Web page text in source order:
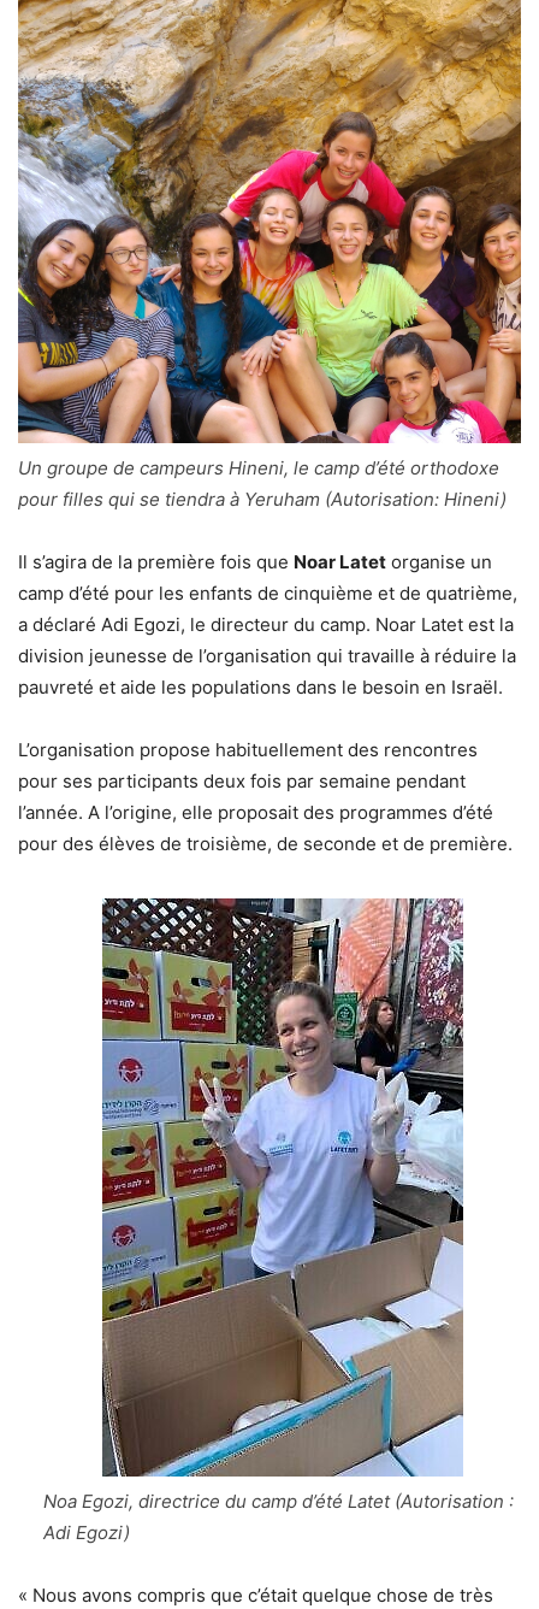
Un groupe de campeurs Hineni, le camp d’été orthodoxe
pour filles qui se tiendra à Yeruham (Autorisation: Hineni)
Il s’agira de la première fois que Noar Latet organise un
camp d’été pour les enfants de cinquième et de quatrième,
a déclaré Adi Egozi, le directeur du camp. Noar Latet est la
division jeunesse de l’organisation qui travaille à réduire la
pauvreté et aide les populations dans le besoin en Israël.
L’organisation propose habituellement des rencontres
pour ses participants deux fois par semaine pendant
l’année. A l’origine, elle proposait des programmes d’été
pour des élèves de troisième, de seconde et de première.
Noa Egozi, directrice du camp d’été Latet (Autorisation :
Adi Egozi)
« Nous avons compris que c’était quelque chose de très